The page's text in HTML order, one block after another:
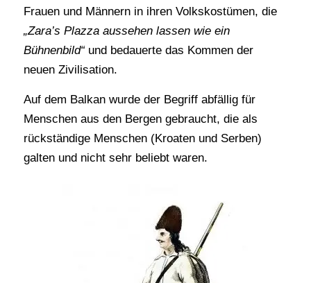
Frauen und Männern in ihren Volkskostümen, die
„Zara’s Plazza aussehen lassen wie ein
Bühnenbild“und bedauerte das Kommen der
neuen Zivilisation.
Auf dem Balkan wurde der Begriff abfällig für
Menschen aus den Bergen gebraucht, die als
rückständige Menschen (Kroaten und Serben)
galten und nicht sehr beliebt waren.